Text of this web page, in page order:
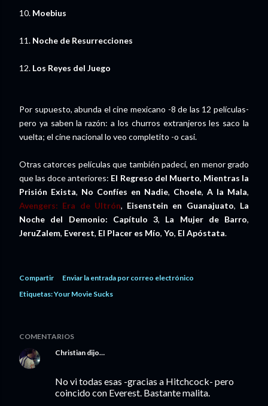
10. Moebius
11. Noche de Resurrecciones
12. Los Reyes del Juego
Por supuesto, abunda el cine mexicano -8 de las 12 películas-
pero ya saben la razón: a los churros extranjeros les saco la
vuelta; el cine nacional lo veo completito -o casi.
Otras catorces películas que también padecí, en menor grado
que las doce anteriores: El Regreso del Muerto, Mientras la
Prisión Exista, No Confíes en Nadie, Choele, A la Mala,
Avengers: Era de Ultrón, Eisenstein en Guanajuato, La
Noche del Demonio: Capítulo 3, La Mujer de Barro,
JeruZalem, Everest, El Placer es Mío, Yo, El Apóstata.
Compartir
Enviar la entrada por correo electrónico
Etiquetas:Your Movie Sucks
COMENTARIOS
Christian dijo…
No vi todas esas -gracias a Hitchcock- pero
coincido con Everest. Bastante malita.